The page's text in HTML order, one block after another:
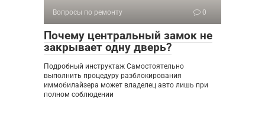
Вопросы по ремонту 0
Почему центральный замок не
закрывает одну дверь?
Подробный инструктаж Самостоятельно
выполнить процедуру разблокирования
иммобилайзера может владелец авто лишь при
полном соблюдении